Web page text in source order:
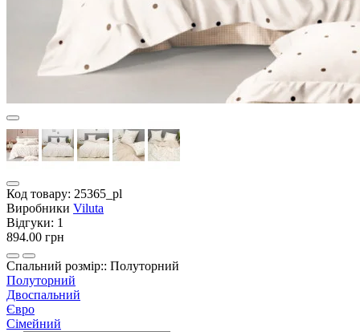
Код товару: 25365_pl
Виробники Viluta
Відгуки: 1
894.00 грн
Спальний розмір:: Полуторний
Полуторний
Двоспальний
Євро
Сімейний